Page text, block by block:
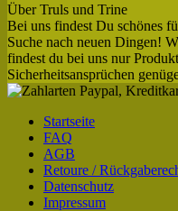
Über Truls und Trine
Bei uns findest Du schönes
Suche nach neuen Dingen!
findest du bei uns nur
Sicherheitsansprüchen
Startseite
FAQ
AGB
Retoure /
Datenschutz
Impressum